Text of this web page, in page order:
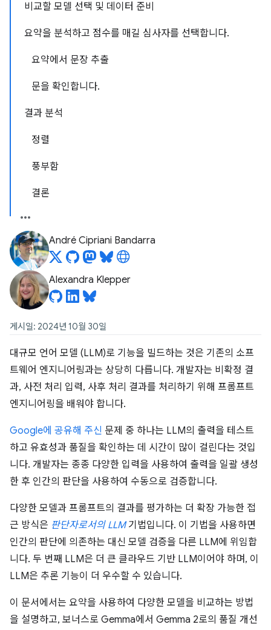
비교할 모델 선택 및 데이터 준비
요약을 분석하고 점수를 매길 심사자를 선택합니다.
요약에서 문장 추출
문을 확인합니다.
결과 분석
정렬
풍부함
결론
André Cipriani Bandarra
Alexandra Klepper
게시일: 2024년 10월 30일
대규모 언어 모델 (LLM)로 기능을 빌드하는 것은 기존의 소프
트웨어 엔지니어링과는 상당히 다릅니다. 개발자는 비확정 결
과, 사전 처리 입력, 사후 처리 결과를 처리하기 위해 프롬프트
엔지니어링을 배워야 합니다.
Google에 공유해 주신 문제 중 하나는 LLM의 출력을 테스트
하고 유효성과 품질을 확인하는 데 시간이 많이 걸린다는 것입
니다. 개발자는 종종 다양한 입력을 사용하여 출력을 일괄 생성
한 후 인간의 판단을 사용하여 수동으로 검증합니다.
다양한 모델과 프롬프트의 결과를 평가하는 더 확장 가능한 접
근 방식은 판단자로서의 LLM기법입니다. 이 기법을 사용하면
인간의 판단에 의존하는 대신 모델 검증을 다른 LLM에 위임합
니다. 두 번째 LLM은 더 큰 클라우드 기반 LLM이어야 하며, 이
LLM은 추론 기능이 더 우수할 수 있습니다.
이 문서에서는 요약을 사용하여 다양한 모델을 비교하는 방법
을 설명하고, 보너스로 Gemma에서 Gemma 2로의 품질 개선